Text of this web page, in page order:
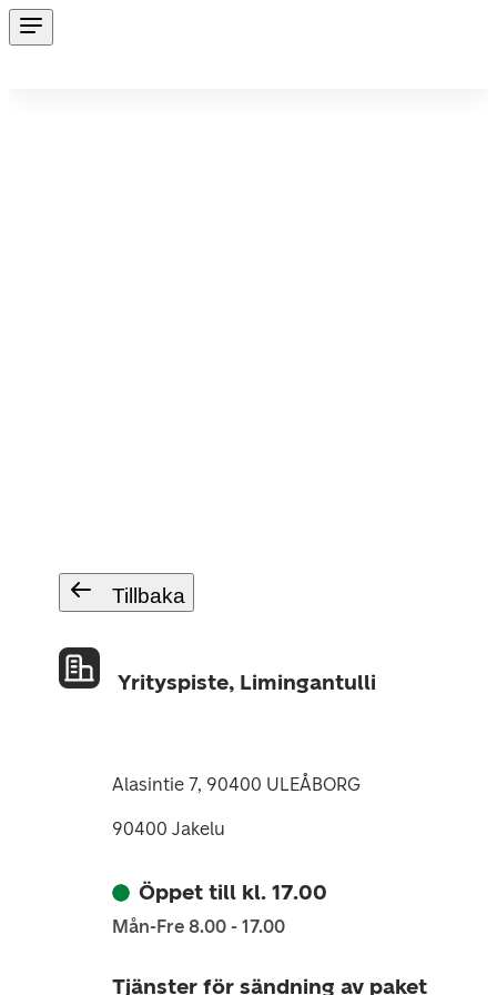
Tillbaka
Yrityspiste, Limingantulli
Alasintie 7, 90400 ULEÅBORG
90400 Jakelu
Öppet till kl. 17.00
Mån-Fre 8.00 - 17.00
Tjänster för sändning av paket